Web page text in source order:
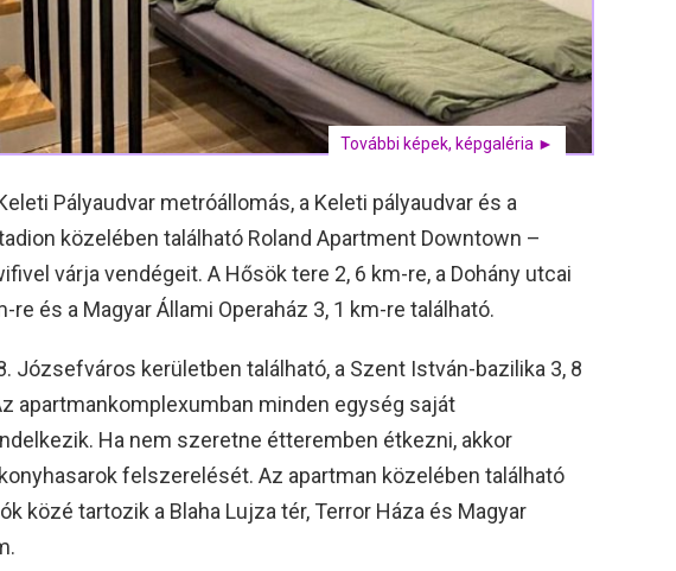
További képek, képgaléria ►
Pályaudvar metróállomás, a Keleti pályaudvar és a
közelében található Roland Apartment Downtown –
várja vendégeit. A Hősök tere 2, 6 km-re, a Dohány utcai
re és a Magyar Állami Operaház 3, 1 km-re található.
Józsefváros kerületben található, a Szent István-bazilika 3, 8
apartmankomplexumban minden egység saját
Ha nem szeretne étteremben étkezni, akkor
felszerelését. Az apartman közelében található
közé tartozik a Blaha Lujza tér, Terror Háza és Magyar